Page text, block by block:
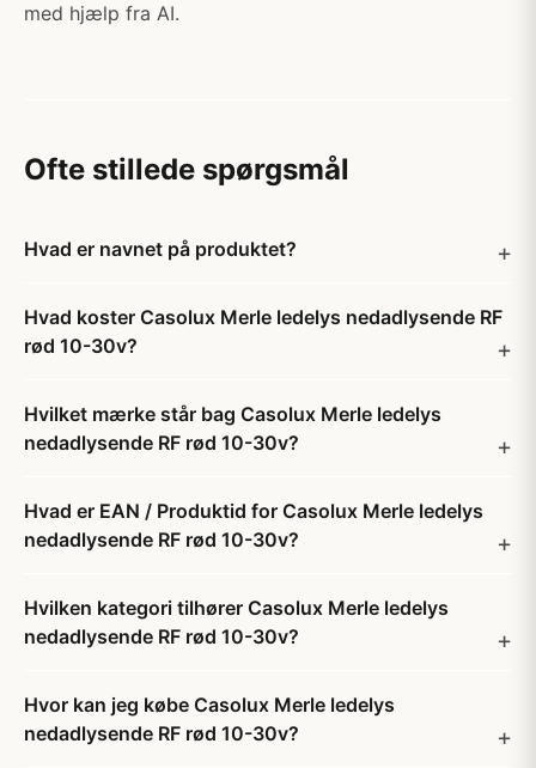
med hjælp fra AI.
Ofte stillede spørgsmål
Hvad er navnet på produktet?
Hvad koster Casolux Merle ledelys nedadlysende RF
rød 10-30v?
Hvilket mærke står bag Casolux Merle ledelys
nedadlysende RF rød 10-30v?
Hvad er EAN / Produktid for Casolux Merle ledelys
nedadlysende RF rød 10-30v?
Hvilken kategori tilhører Casolux Merle ledelys
nedadlysende RF rød 10-30v?
Hvor kan jeg købe Casolux Merle ledelys
nedadlysende RF rød 10-30v?